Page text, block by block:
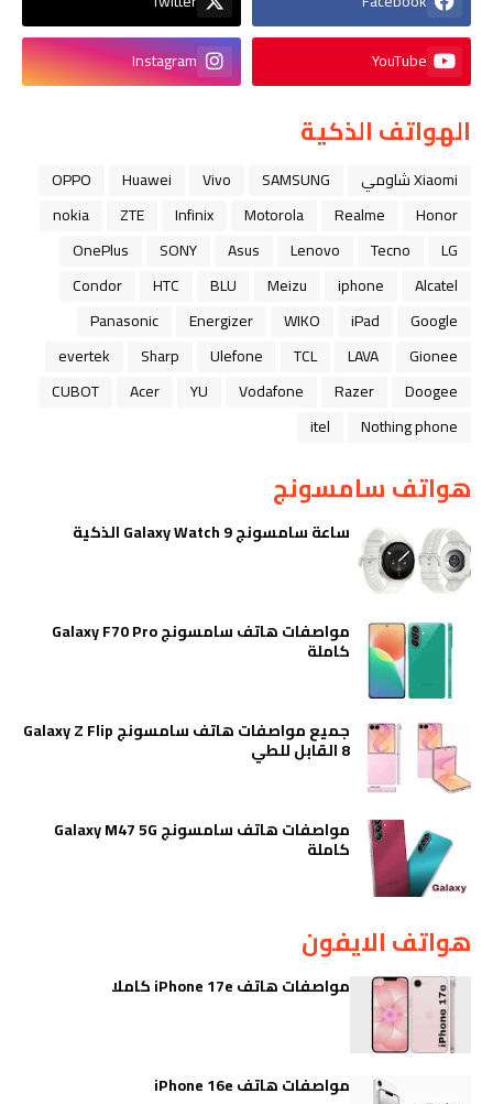
YouTube
Instagram
الهواتف الذكية
Xiaomi شاومي SAMSUNG
Vivo
Huawei
OPPO
Honor
Realme
Motorola
Infinix
ZTE
nokia
LG
Tecno
Lenovo
Asus
SONY
OnePlus
Alcatel
iphone
Meizu
BLU
HTC
Condor
Google
iPad
WIKO
Energizer
Panasonic
Gionee
LAVA
TCL
Ulefone
Sharp
evertek
Doogee
Razer
Vodafone
YU
Acer
CUBOT
Nothing phone
itel
هواتف سامسونج
ساعة سامسونج Galaxy Watch 9 الذكية
مواصفات هاتف سامسونج Galaxy F70 Pro
كاملة
جميع مواصفات هاتف سامسونج Galaxy Z Flip
8 القابل للطي
مواصفات هاتف سامسونج Galaxy M47 5G
كاملة
هواتف الايفون
مواصفات هاتف iPhone 17e كاملا
مواصفات هاتف iPhone 16e